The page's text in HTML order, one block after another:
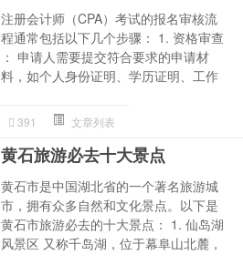
注册会计师（CPA）考试的报名审核流
程通常包括以下几个步骤： 1. 资格审查
： 申请人需要提交符合要求的申请材
料，如个人身份证明、学历证明、工作
391 文章列表
黄石旅游必去十大景点
黄石市是中国湖北省的一个著名旅游城
市，拥有众多自然和文化景点。以下是
黄石市旅游必去的十大景点： 1. 仙岛湖
风景区 又称千岛湖，位于幕阜山北麓，